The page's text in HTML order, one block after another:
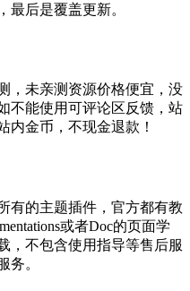
最后是覆盖更新。
，未亲测资源价格便宜，没
不能使用可评论区反馈，站
内金币，不现金退款！
有的主题插件，官方都有教
或者Doc的页面学
，不包含使用指导等售后服
务。